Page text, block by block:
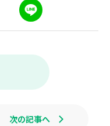
i
e
次の記事へ